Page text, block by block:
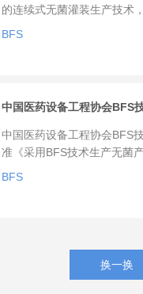
的连续式无菌灌装生产技术
装与密封)，是制药行业先进
BFS
中国医药设备工程协会BFS
中国医药设备工程协会BFS
准《采用BFS技术生产无菌
第二稿的集体讨论修订。 1
BFS
换一换